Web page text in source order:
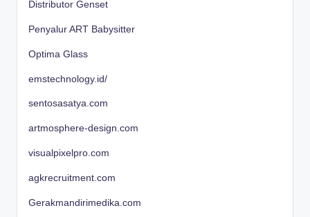
Distributor Genset
Penyalur ART Babysitter
Optima Glass
emstechnology.id/
sentosasatya.com
artmosphere-design.com
visualpixelpro.com
agkrecruitment.com
Gerakmandirimedika.com